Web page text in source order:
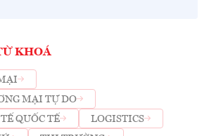
KHOÁ
MẠI TỰ DO
QUỐC TẾ
LOGISTICS